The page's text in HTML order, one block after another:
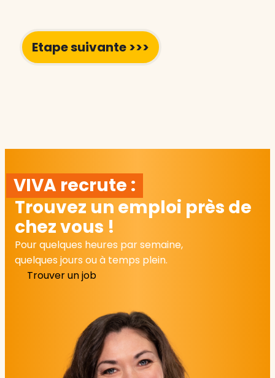
VIVA recrute :
Trouvez un emploi près de
chez vous !
Pour quelques heures par semaine,
quelques jours ou à temps plein.
Trouver un job